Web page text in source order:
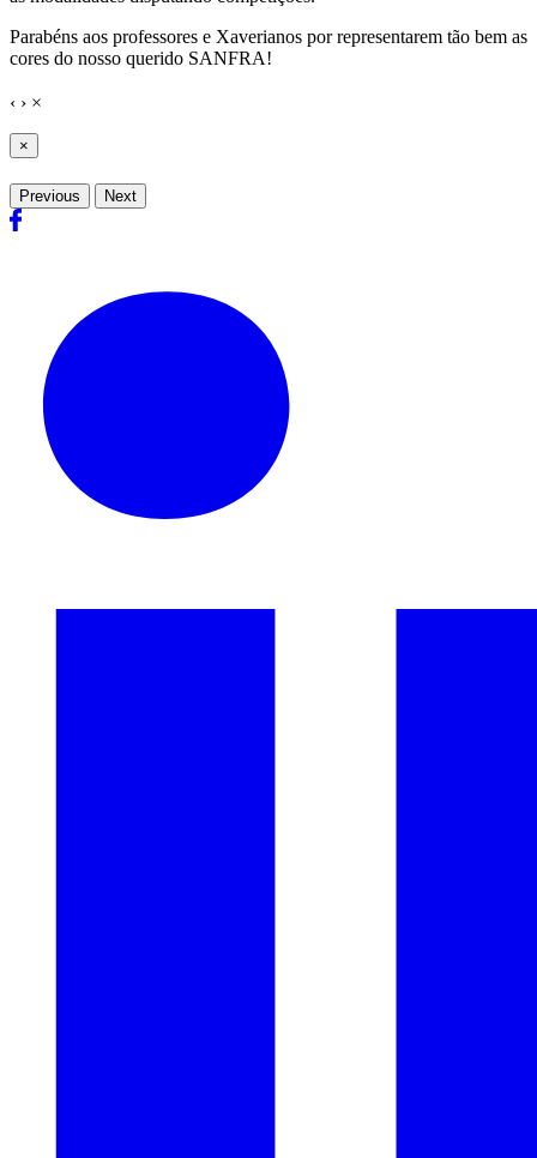
Parabéns aos professores e Xaverianos por representarem tão bem as
cores do nosso querido SANFRA!
‹ › ×
×
Previous Next